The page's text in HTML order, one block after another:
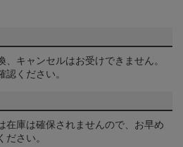
キャンセルはお受けできません。
認ください。
在庫は確保されませんので、お早め
さい。